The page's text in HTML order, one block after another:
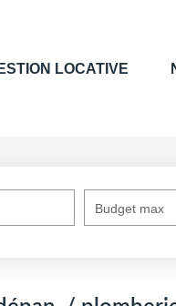
LOCATIVE
Budget max